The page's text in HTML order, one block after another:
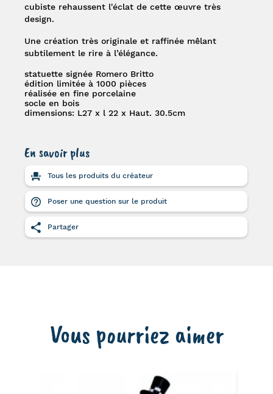
cubiste rehaussent l'éclat de cette œuvre très
design.
Une création très originale et raffinée mêlant
subtilement le rire à l’élégance.
statuette signée Romero Britto
édition limitée à 1000 pièces
réalisée en fine porcelaine
socle en bois
dimensions: L27 x l 22 x Haut. 30.5cm
En savoir plus
Tous les produits du créateur
Poser une question sur le produit
Partager
Vous pourriez aimer